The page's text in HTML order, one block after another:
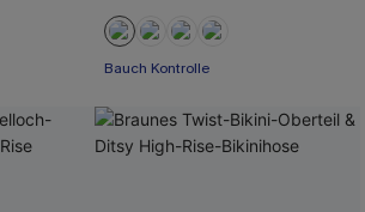
Bauch Kontrolle